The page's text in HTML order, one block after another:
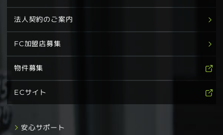
法人契約のご案内
FC加盟店募集
物件募集
ECサイト
安心サポート